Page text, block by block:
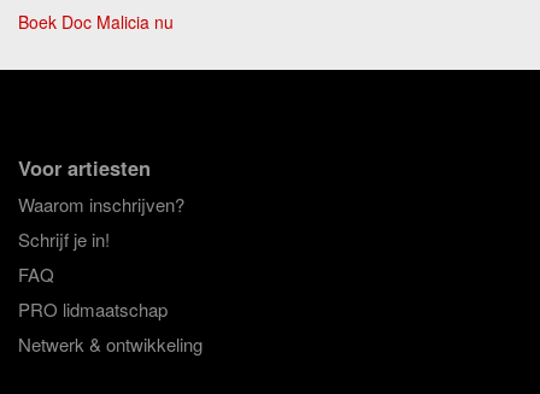
Boek Doc Malicia nu
Voor artiesten
Waarom inschrijven?
Schrijf je in!
FAQ
PRO lidmaatschap
Netwerk & ontwikkeling